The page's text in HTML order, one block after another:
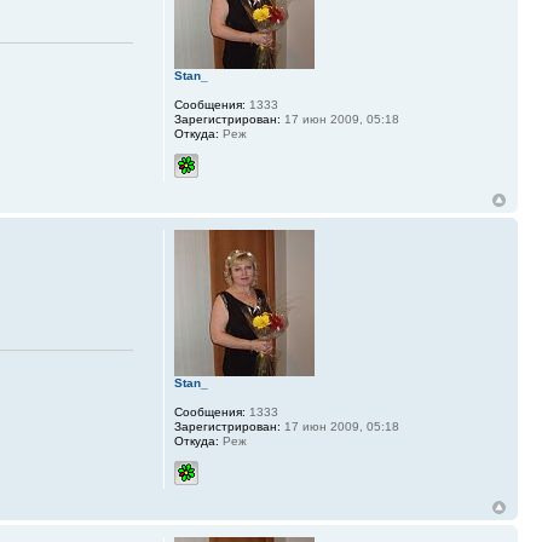
Stan_
Сообщения: 1333
Зарегистрирован: 17 июн 2009, 05:18
Откуда: Реж
Stan_
Сообщения: 1333
Зарегистрирован: 17 июн 2009, 05:18
Откуда: Реж